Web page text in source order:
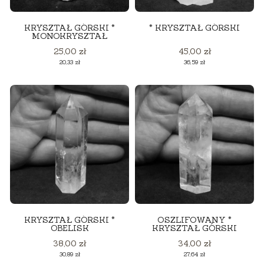
KRYSZTAŁ GÓRSKI *
MONOKRYSZTAŁ
Cena
25,00 zł
Cena
20,33 zł
* KRYSZTAŁ GÓRSKI
Cena
45,00 zł
Cena
36,59 zł
KRYSZTAŁ GÓRSKI *
OBELISK
Cena
38,00 zł
Cena
30,89 zł
OSZLIFOWANY *
KRYSZTAŁ GÓRSKI
Cena
34,00 zł
Cena
27,64 zł